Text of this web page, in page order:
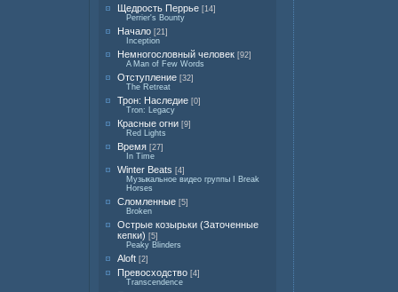
Щедрость Перрье [14]
Perrier's Bounty
Начало [21]
Inception
Немногословный человек [92]
A Man of Few Words
Отступление [32]
The Retreat
Трон: Наследие [0]
Tron: Legacy
Красные огни [9]
Red Lights
Время [27]
In Time
Winter Beats [4]
Музыкальное видео группы I Break
Horses
Сломленные [5]
Broken
Острые козырьки (Заточенные
кепки) [5]
Peaky Blinders
Aloft [2]
Превосходство [4]
Transcendence